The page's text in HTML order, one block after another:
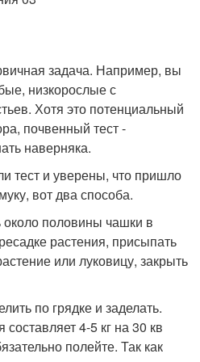
задача. Например, вы
низкорослые с
Хотя это потенциальный
почвенный тест -
наверняка.
тест и уверены, что пришло
вот два способа.
половины чашки в
растения, присыпать
или луковицу, закрыть
по грядке и заделать.
4-5 кг на 30 кв
полейте. Так как